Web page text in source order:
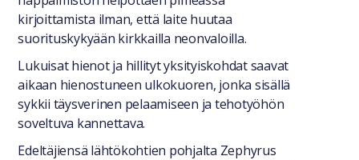
kirjoittamista ilman, että laite huutaa
suorituskykyään kirkkailla neonvaloilla.
Lukuisat hienot ja hillityt yksityiskohdat saavat
aikaan hienostuneen ulkokuoren, jonka sisällä
sykkii täysverinen pelaamiseen ja tehotyöhön
soveltuva kannettava.
Edeltäjiensä lähtökohtien pohjalta Zephyrus